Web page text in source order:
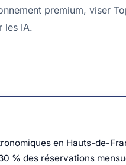
premium, viser
les IA.
en Hauts-de-
% des réservations